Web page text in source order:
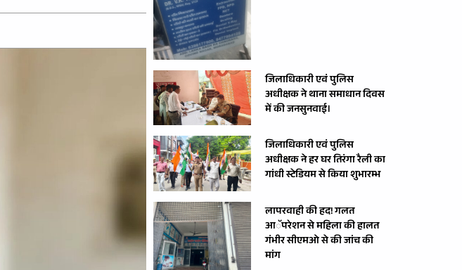
जिलाधिकारी एवं पुलिस
अधीक्षक ने थाना समाधान दिवस
में की जनसुनवाई।
जिलाधिकारी एवं पुलिस
अधीक्षक ने हर घर तिरंगा रैली का
गांधी स्टेडियम से किया शुभारम्भ
लापरवाही की हद! गलत
आॅपरेशन से महिला की हालत
गंभीर सीएमओ से की जांच की
मांग